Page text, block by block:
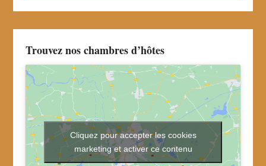
Trouvez nos chambres d’hôtes
Cliquez pour accepter les cookies
marketing et activer ce contenu